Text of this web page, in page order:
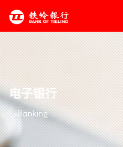
电子银行
E-Banking